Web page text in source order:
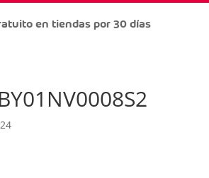
en tiendas por 30 días